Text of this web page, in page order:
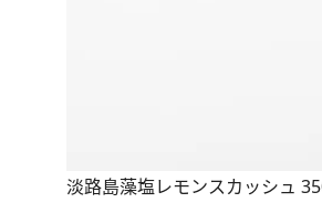
淡路島藻塩レモンスカッシュ